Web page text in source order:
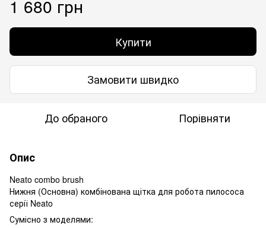
1 680 грн
Купити
Замовити швидко
До обраного Порівняти
Опис
Neato combo brush
Нижня (Основна) комбінована щітка для робота пилососа
серії Neato
Сумісно з моделями: